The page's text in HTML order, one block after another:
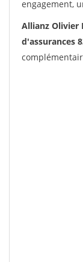
engagement,
Allianz Olivier
d'assurances